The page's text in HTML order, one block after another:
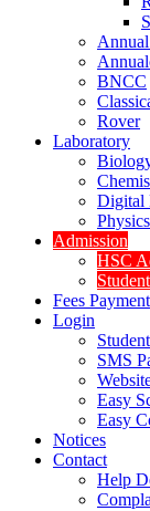
BNCC
Rover
Laboratory
Digital
Admission
HSC
Fees Payment
Login
SMS
Easy
Easy
Notices
Contact
Help